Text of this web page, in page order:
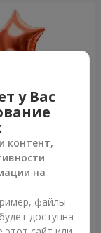
“Мир чудес”
Заказать
у Вас
контент,
на
файлы
доступна